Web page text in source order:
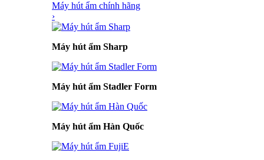
Máy hút ẩm chính hãng
›
Máy hút ẩm Sharp
Máy hút ẩm Stadler Form
Máy hút ẩm Hàn Quốc